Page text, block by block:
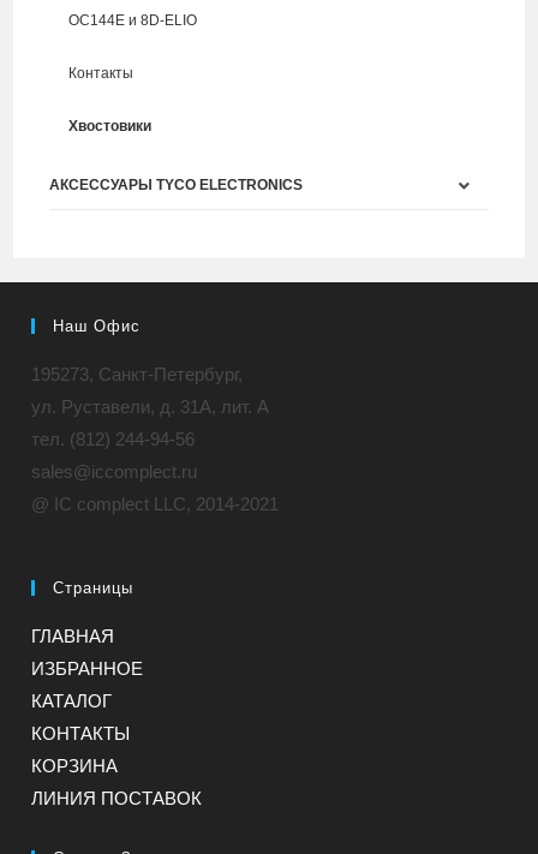
ОС144Е и 8D-ELIO
Контакты
Хвостовики
АКСЕССУАРЫ TYCO ELECTRONICS
Наш Офис
195273, Санкт-Петербург,
ул. Руставели, д. 31A, лит. А
тел. (812) 244-94-56
sales@iccomplect.ru
@ IC complect LLC, 2014-2021
Страницы
ГЛАВНАЯ
ИЗБРАННОЕ
КАТАЛОГ
КОНТАКТЫ
КОРЗИНА
ЛИНИЯ ПОСТАВОК